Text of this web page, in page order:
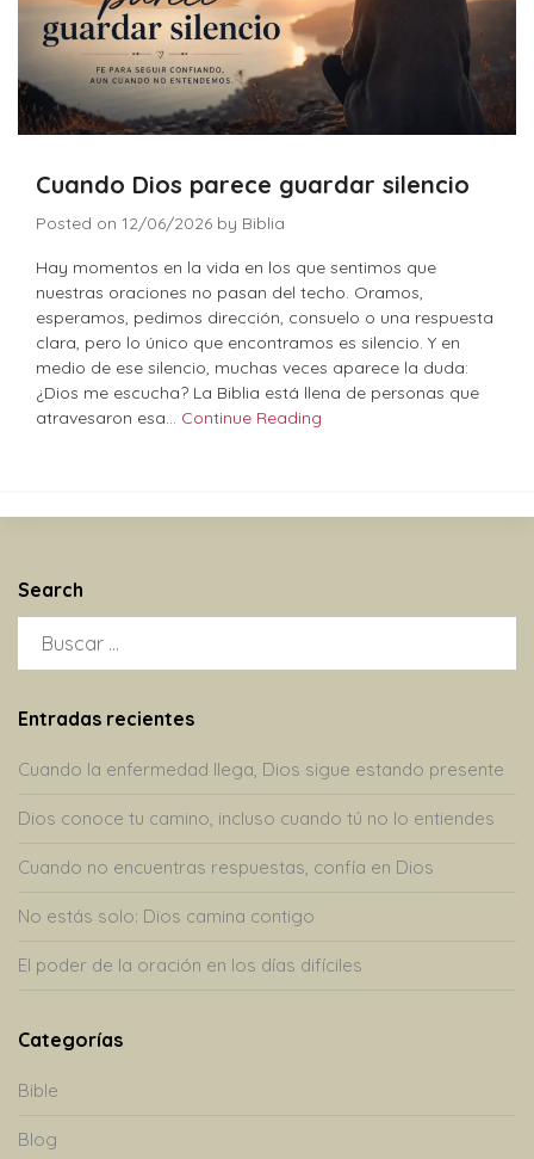
Cuando Dios parece guardar silencio
Posted on 12/06/2026 by Biblia
Hay momentos en la vida en los que sentimos que
nuestras oraciones no pasan del techo. Oramos,
esperamos, pedimos dirección, consuelo o una respuesta
clara, pero lo único que encontramos es silencio. Y en
medio de ese silencio, muchas veces aparece la duda:
¿Dios me escucha? La Biblia está llena de personas que
atravesaron esa…
Continue Reading
Search
Entradas recientes
Cuando la enfermedad llega, Dios sigue estando presente
Dios conoce tu camino, incluso cuando tú no lo entiendes
Cuando no encuentras respuestas, confía en Dios
No estás solo: Dios camina contigo
El poder de la oración en los días difíciles
Categorías
Bible
Blog